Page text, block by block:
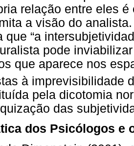
relação entre eles
a visão do
que “a
pode
que aparece nos
à imprevisibilidade
pela dicotomia
das
dos Psicólogos e